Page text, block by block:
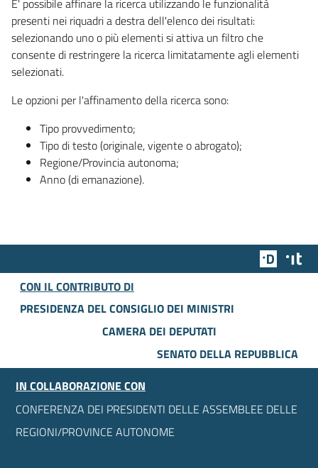
E' possibile affinare la ricerca utilizzando le funzionalità
presenti nei riquadri a destra dell'elenco dei risultati:
selezionando uno o più elementi si attiva un filtro che
consente di restringere la ricerca limitatamente agli elementi
selezionati.
Le opzioni per l'affinamento della ricerca sono:
Tipo provvedimento;
Tipo di testo (originale, vigente o abrogato);
Regione/Provincia autonoma;
Anno (di emanazione).
Team
CON IL CONTRIBUTO DI
PRESIDENZA DEL CONSIGLIO DEI MINISTRI
CAMERA DEI DEPUTATI
SENATO DELLA REPUBBLICA
IN COLLABORAZIONE CON
CONFERENZA DEI PRESIDENTI DELLE ASSEMBLEE DELLE
REGIONI/PROVINCE AUTONOME